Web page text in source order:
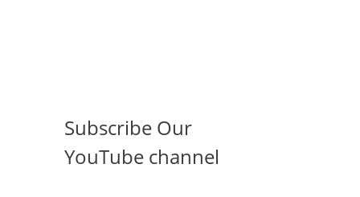
Subscribe Our
YouTube channel